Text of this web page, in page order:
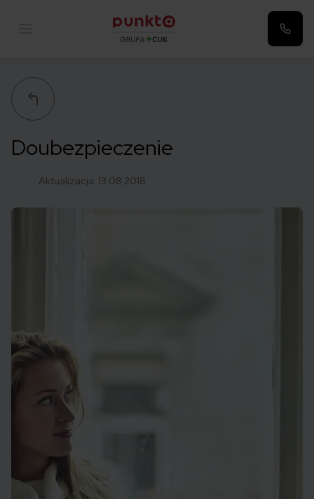
Doubezpieczenie
Aktualizacja: 13.08.2018